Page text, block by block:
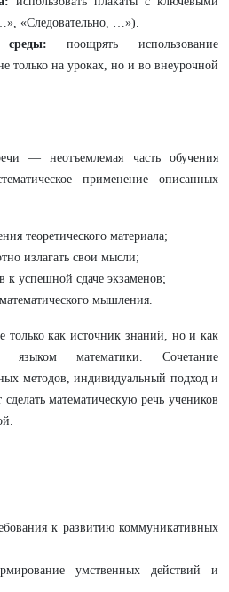
«Следовательно, …»).
поощрять использование
только на уроках, но и во внеурочной
— неотъемлемая часть обучения
применение описанных
теоретического материала;
излагать свои мысли;
к успешной сдаче экзаменов;
мышления.
только как источник знаний, но и как
языком математики. Сочетание
методов, индивидуальный подход и
математическую речь учеников
к развитию коммуникативных
умственных действий и